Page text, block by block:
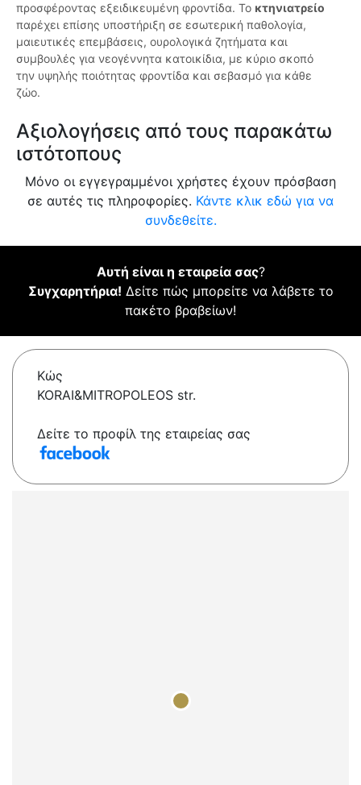
προσφέροντας εξειδικευμένη φροντίδα. Το κτηνιατρείο
παρέχει επίσης υποστήριξη σε εσωτερική παθολογία,
μαιευτικές επεμβάσεις, ουρολογικά ζητήματα και
συμβουλές για νεογέννητα κατοικίδια, με κύριο σκοπό
την υψηλής ποιότητας φροντίδα και σεβασμό για κάθε
ζώο.
Αξιολογήσεις από τους παρακάτω
ιστότοπους
Μόνο οι εγγεγραμμένοι χρήστες έχουν πρόσβαση
σε αυτές τις πληροφορίες. Κάντε κλικ εδώ για να
συνδεθείτε.
Αυτή είναι η εταιρεία σας?
Συγχαρητήρια! Δείτε πώς μπορείτε να λάβετε το
πακέτο βραβείων!
Κώς
KORAI&MITROPOLEOS str.
Δείτε το προφίλ της εταιρείας σας